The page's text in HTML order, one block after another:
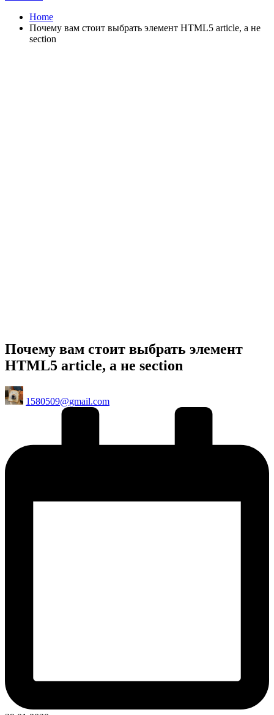
Home
Почему вам стоит выбрать элемент HTML5 article, а не
section
Почему вам стоит выбрать элемент
HTML5 article, а не section
Posted
by
1580509@gmail.com